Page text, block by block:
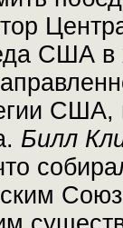
США в
США,
Билл